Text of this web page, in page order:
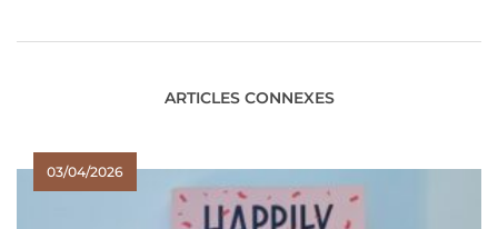
ARTICLES CONNEXES
03/04/2026